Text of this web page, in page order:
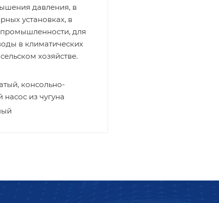
давления, в
установках, в
для
в климатических
хозяйстве.
консольно-
из чугуна